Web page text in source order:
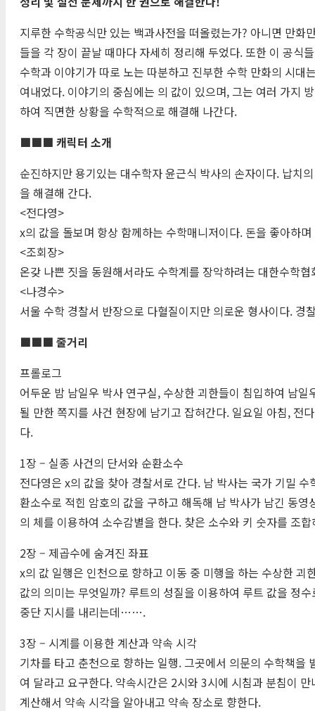
지루한 수학공식만 있는 백과사전을 떠올렸는가? 아니면 만
들을 각 장이 끝날 때마다 자세히 정리해 두었다. 또한 이 공식
수학과 이야기가 따로 노는 따분하고 진부한 수학 만화의 시
여내었다. 이야기의 중심에는 의 값이 있으며, 그는 여러 가지
하여 직면한 상황을 수학적으로 해결해 나간다.
■■■ 캐릭터 소개
순진하지만 용기있는 대수학자 윤근식 박사의 손자이다. 납치
을 해결해 간다.
<전다영>
x의 값을 돌보며 항상 함께하는 수학매니저이다. 돈을 좋아하
<조회장>
온갖 나쁜 짓을 동원해서라도 수학계를 장악하려는 대한수학
<나경수>
서울 수학 경찰서 반장으로 다혈질이지만 의로운 형사이다.
■■■ 줄거리
프롤로그
어두운 밤 남일우 박사 연구실, 수상한 괴한들이 침입하여 남
될 만한 쪽지를 사건 현장에 남기고 잡혀간다. 일요일 아침, 전
다.
1장 – 실종 사건의 단서와 순환소수
전다영은 x의 값을 찾아 경찰서로 간다. 남 박사는 국가 기밀
환소수로 적힌 암호의 값을 구하고 해독해 남 박사가 남긴 동
의 체를 이용하여 소수감별을 한다. 찾은 소수와 키 숫자를 조
2장 – 제곱수에 숨겨진 좌표
x의 값 일행은 인천으로 향하고 이동 중 미행을 하는 수상한
값의 의미는 무엇일까? 루트의 성질을 이용하여 루트 값을 정
중단 지시를 내리는데…….
3장 – 시계를 이용한 계산과 약속 시각
기차를 타고 춘천으로 향하는 일행. 그곳에서 의문의 수학책
여 달라고 요구한다. 약속시간은 2시와 3시에 시침과 분침이
계산해서 약속 시각을 알아내고 약속 장소로 향한다.